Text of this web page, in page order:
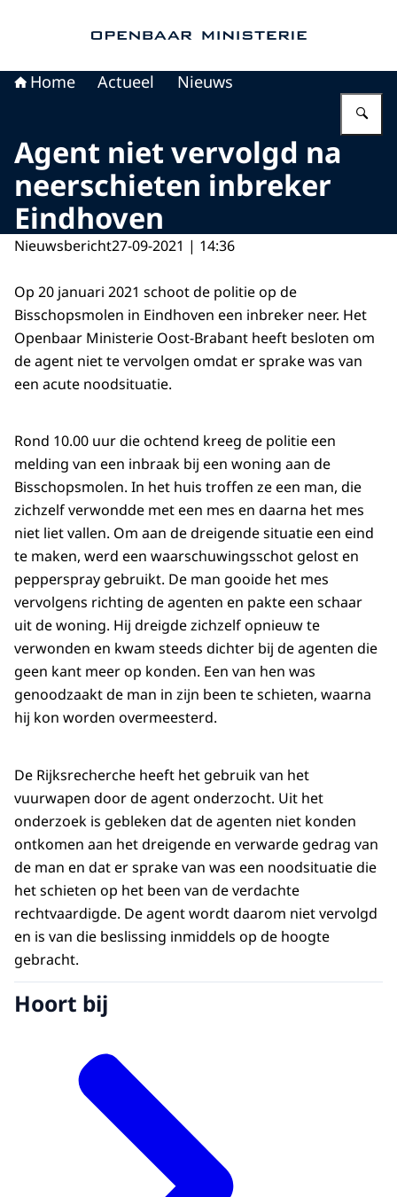
Home Actueel Nieuws
Agent niet vervolgd na
neerschieten inbreker
Eindhoven
Nieuwsbericht27-09-2021 | 14:36
Op 20 januari 2021 schoot de politie op de
Bisschopsmolen in Eindhoven een inbreker neer. Het
Openbaar Ministerie Oost-Brabant heeft besloten om
de agent niet te vervolgen omdat er sprake was van
een acute noodsituatie.
Rond 10.00 uur die ochtend kreeg de politie een
melding van een inbraak bij een woning aan de
Bisschopsmolen. In het huis troffen ze een man, die
zichzelf verwondde met een mes en daarna het mes
niet liet vallen. Om aan de dreigende situatie een eind
te maken, werd een waarschuwingsschot gelost en
pepperspray gebruikt. De man gooide het mes
vervolgens richting de agenten en pakte een schaar
uit de woning. Hij dreigde zichzelf opnieuw te
verwonden en kwam steeds dichter bij de agenten die
geen kant meer op konden. Een van hen was
genoodzaakt de man in zijn been te schieten, waarna
hij kon worden overmeesterd.
De Rijksrecherche heeft het gebruik van het
vuurwapen door de agent onderzocht. Uit het
onderzoek is gebleken dat de agenten niet konden
ontkomen aan het dreigende en verwarde gedrag van
de man en dat er sprake van was een noodsituatie die
het schieten op het been van de verdachte
rechtvaardigde. De agent wordt daarom niet vervolgd
en is van die beslissing inmiddels op de hoogte
gebracht.
Hoort bij